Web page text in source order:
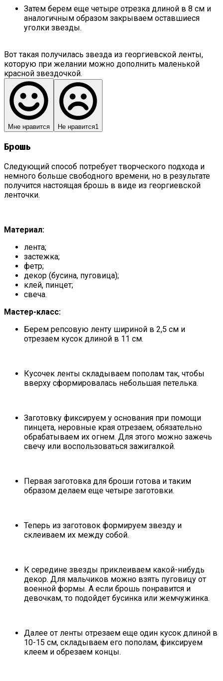
Затем берем еще четыре отрезка длиной в 8 см и
аналогичным образом закрываем оставшиеся
уголки звезды.
Вот такая получилась звезда из георгиевской ленты,
которую при желании можно дополнить маленькой
красной звездочкой.
Мне нравится Не нравится1
Брошь
Следующий способ потребует творческого подхода и
немного больше свободного времени, но в результате
получится настоящая брошь в виде из георгиевской
ленточки.
Материал:
лента;
застежка;
фетр;
декор (бусина, пуговица);
клей, пинцет;
свеча.
Мастер-класс:
Берем репсовую ленту шириной в 2,5 см и
отрезаем кусок длиной в 11 см.
Кусочек ленты складываем пополам так, чтобы
вверху сформировалась небольшая петелька.
Заготовку фиксируем у основания при помощи
пинцета, неровные края отрезаем, обязательно
обрабатываем их огнем. Для этого можно зажечь
свечу или воспользоваться зажигалкой.
Первая заготовка для броши готова и таким
образом делаем еще четыре заготовки.
Теперь из заготовок формируем звезду и
склеиваем их между собой.
К середине звезды приклеиваем какой-нибудь
декор. Для мальчиков можно взять пуговицу от
военной формы. А если брошь понравится и
девочкам, то подойдет бусинка или жемчужинка.
Далее от ленты отрезаем еще один кусок длиной в
10-15 см, складываем его пополам, фиксируем
клеем и обрезаем концы.